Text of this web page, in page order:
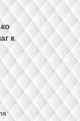
к